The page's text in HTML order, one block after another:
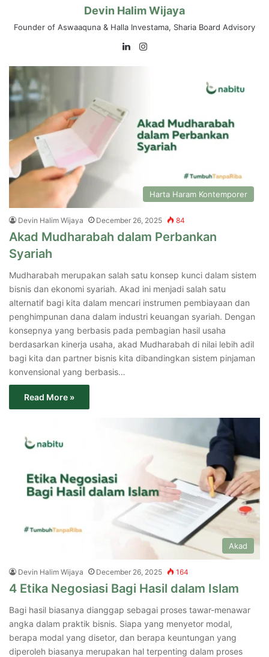
Devin Halim Wijaya
Founder of Aswaaquna & Halla Investama, Sharia Board Advisory
LinkedIn
Harta Haram Kontemporer
Devin Halim Wijaya December 26, 2025 84
Akad Mudharabah dalam Perbankan
Syariah
Mudharabah merupakan salah satu konsep kunci dalam sistem
bisnis dan ekonomi syariah. Akad ini menjadi salah satu
alternatif bagi kita dalam mencari instrumen pembiayaan dan
penghimpunan dana dalam industri keuangan syariah. Dengan
konsepnya yang berbasis pada pembagian hasil usaha
berdasarkan kinerja usaha, akad Mudharabah di nilai lebih adil
bagi kita dan partner bisnis kita dibandingkan sistem pinjaman
konvensional yang berbasis…
Read More »
Akad
Devin Halim Wijaya December 26, 2025 164
4 Etika Negosiasi Bagi Hasil dalam Islam
Bagi hasil biasanya dianggap sebagai proses tawar-menawar
angka dalam praktik bisnis. Siapa yang menyetor modal,
berapa modal yang disetor, dan berapa keuntungan yang
diperoleh biasanya merupakan hal terpenting dalam proses